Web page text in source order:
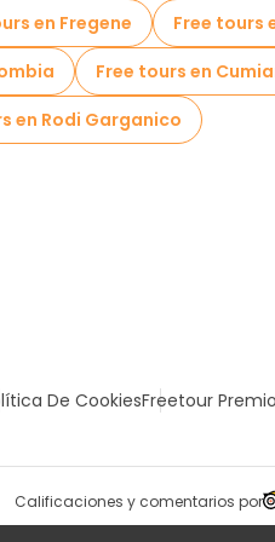
en Fregene
Free tours
Free tours en
en Rodi Garganico
De CookiesFreetour
Calificaciones y comentarios por